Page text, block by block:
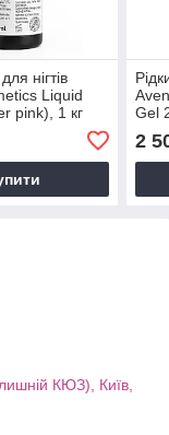
нігтів
Liquid
pink), 1 кг
Gel
2
КЮЗ), Київ,